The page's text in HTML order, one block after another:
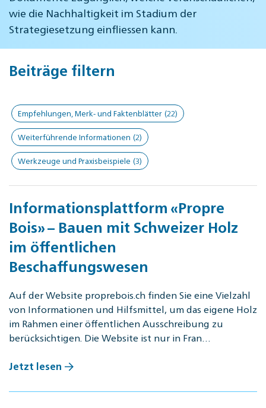
wie die Nachhaltigkeit im Stadium der
Strategiesetzung einfliessen kann.
Beiträge filtern
Empfehlungen, Merk- und Faktenblätter (22)
Weiterführende Informationen (2)
Werkzeuge und Praxisbeispiele (3)
Informationsplattform «Propre
Bois» – Bauen mit Schweizer Holz
im öffentlichen
Beschaffungswesen
Auf der Website proprebois.ch finden Sie eine Vielzahl
von Informationen und Hilfsmittel, um das eigene Holz
im Rahmen einer öffentlichen Ausschreibung zu
berücksichtigen. Die Website ist nur in Fran…
Jetzt lesen